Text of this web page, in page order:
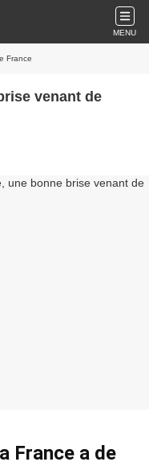
MENU
France
venant de
France a de